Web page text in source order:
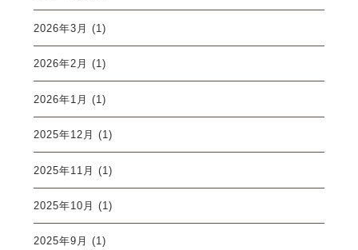
2026年3月 (1)
2026年2月 (1)
2026年1月 (1)
2025年12月 (1)
2025年11月 (1)
2025年10月 (1)
2025年9月 (1)